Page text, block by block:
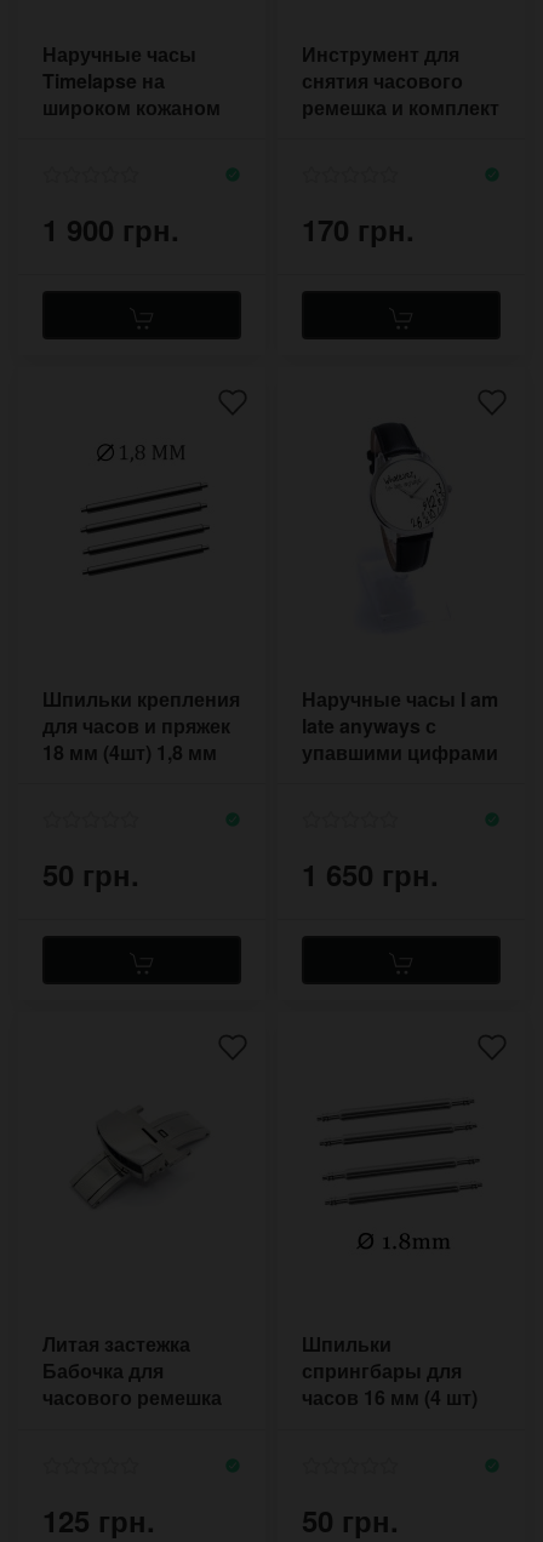
Наручные часы
Timelapse на
широком кожаном
1 900 грн.
Инструмент для
снятия часового
ремешка и комплект
170 грн.
Шпильки крепления
для часов и пряжек
18 мм (4шт) 1,8 мм
50 грн.
Наручные часы I am
late anyways с
упавшими цифрами
1 650 грн.
Литая застежка
Бабочка для
часового ремешка
125 грн.
Шпильки
спрингбары для
часов 16 мм (4 шт)
50 грн.